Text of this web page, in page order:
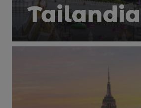
Tailandia